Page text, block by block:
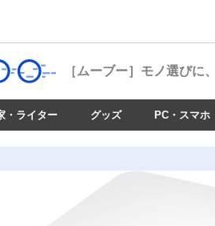
［ムーブー］ モノ選びに
・ライター グッズ PC・スマホ